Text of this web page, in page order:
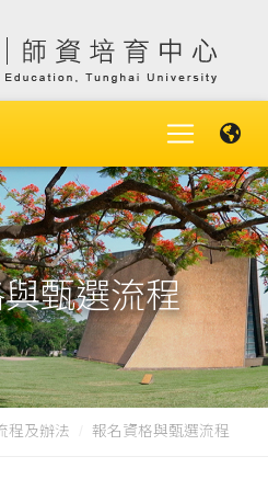
甄選流程
程及辦法 報名資格與甄選流程